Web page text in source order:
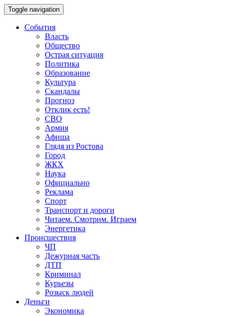
Toggle navigation
События
Власть
Общество
Острая ситуация
Политика
Образование
Культура
Скандалы
Прогноз
Отклик есть!
СВО
Армия
Афиша
Глядя из Ростова
Город
ЖКХ
Наука
Официально
Реклама
Спорт
Транспорт и дороги
Читаем. Смотрим. Играем
Энергетика
Происшествия
ЧП
Дежурная часть
ДТП
Криминал
Курьезы
Розыск людей
Деньги
Экономика